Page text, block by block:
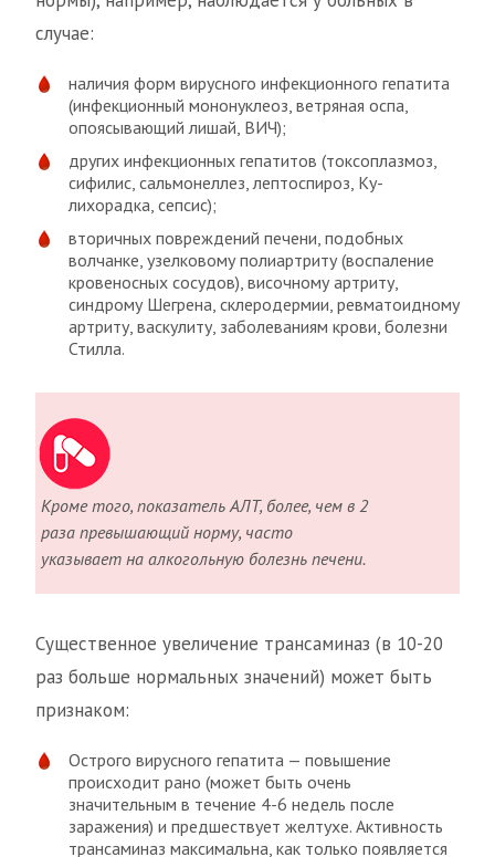
случае:
наличия форм вирусного инфекционного гепатита
(инфекционный мононуклеоз, ветряная оспа,
опоясывающий лишай, ВИЧ);
других инфекционных гепатитов (токсоплазмоз,
сифилис, сальмонеллез, лептоспироз, Ку-
лихорадка, сепсис);
вторичных повреждений печени, подобных
волчанке, узелковому полиартриту (воспаление
кровеносных сосудов), височному артриту,
синдрому Шегрена, склеродермии, ревматоидному
артриту, васкулиту, заболеваниям крови, болезни
Стилла.
Кроме того, показатель АЛТ, более, чем в 2
раза превышающий норму, часто
указывает на алкогольную болезнь печени.
Существенное увеличение трансаминаз (в 10-20
раз больше нормальных значений) может быть
признаком:
Острого вирусного гепатита — повышение
происходит рано (может быть очень
значительным в течение 4-6 недель после
заражения) и предшествует желтухе. Активность
трансаминаз максимальна, как только появляется